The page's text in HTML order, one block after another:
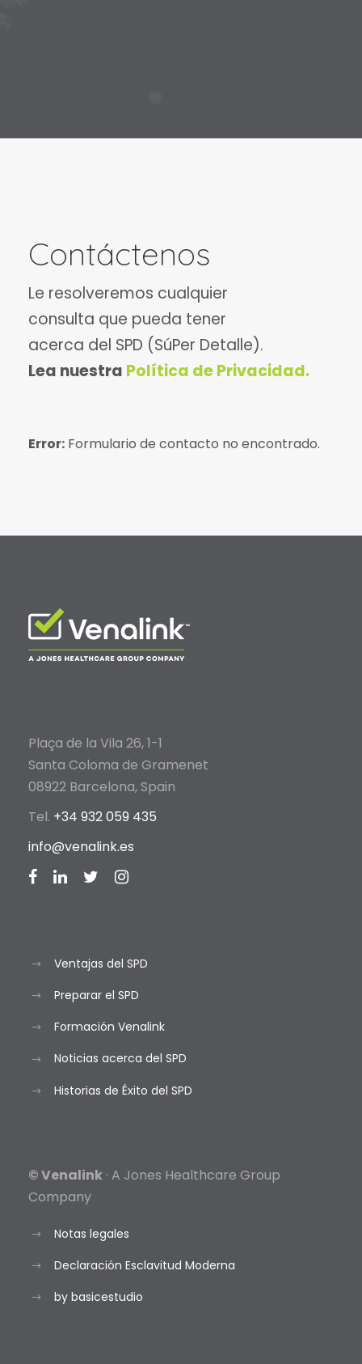
Contáctenos
Le resolveremos cualquier
consulta que pueda tener
acerca del SPD (SúPer Detalle).
Lea nuestra Política de Privacidad.
Error: Formulario de contacto no encontrado.
Plaça de la Vila 26, 1-1
Santa Coloma de Gramenet
08922 Barcelona, Spain
Tel. +34 932 059 435
info@venalink.es
Ventajas del SPD
Preparar el SPD
Formación Venalink
Noticias acerca del SPD
Historias de Éxito del SPD
© Venalink · A Jones Healthcare Group
Company
Notas legales
Declaración Esclavitud Moderna
by basicestudio